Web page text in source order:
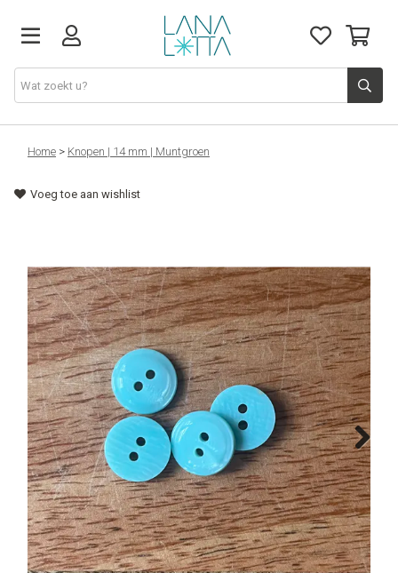
Stoffen
Fournituren
Patronen
Naaimachines
Workshops
Tips & tricks
Cadeaubon
Solden
Home > Knopen | 14 mm | Muntgroen
Voeg toe aan wishlist
Next